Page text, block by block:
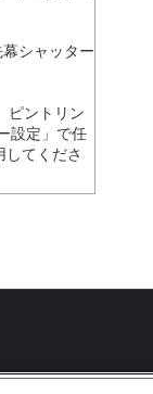
シャッター
ピントリン
設定」で任
てくださ